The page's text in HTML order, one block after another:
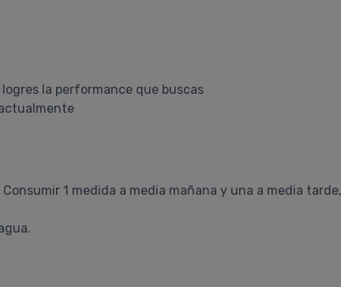
la performance que buscas
1 medida a media mañana y una a media